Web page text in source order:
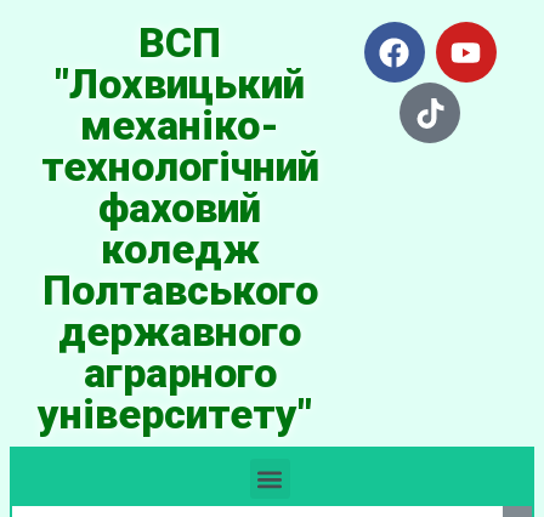
ВСП
"Лохвицький
механіко-
технологічний
фаховий
коледж
Полтавського
державного
аграрного
університету"